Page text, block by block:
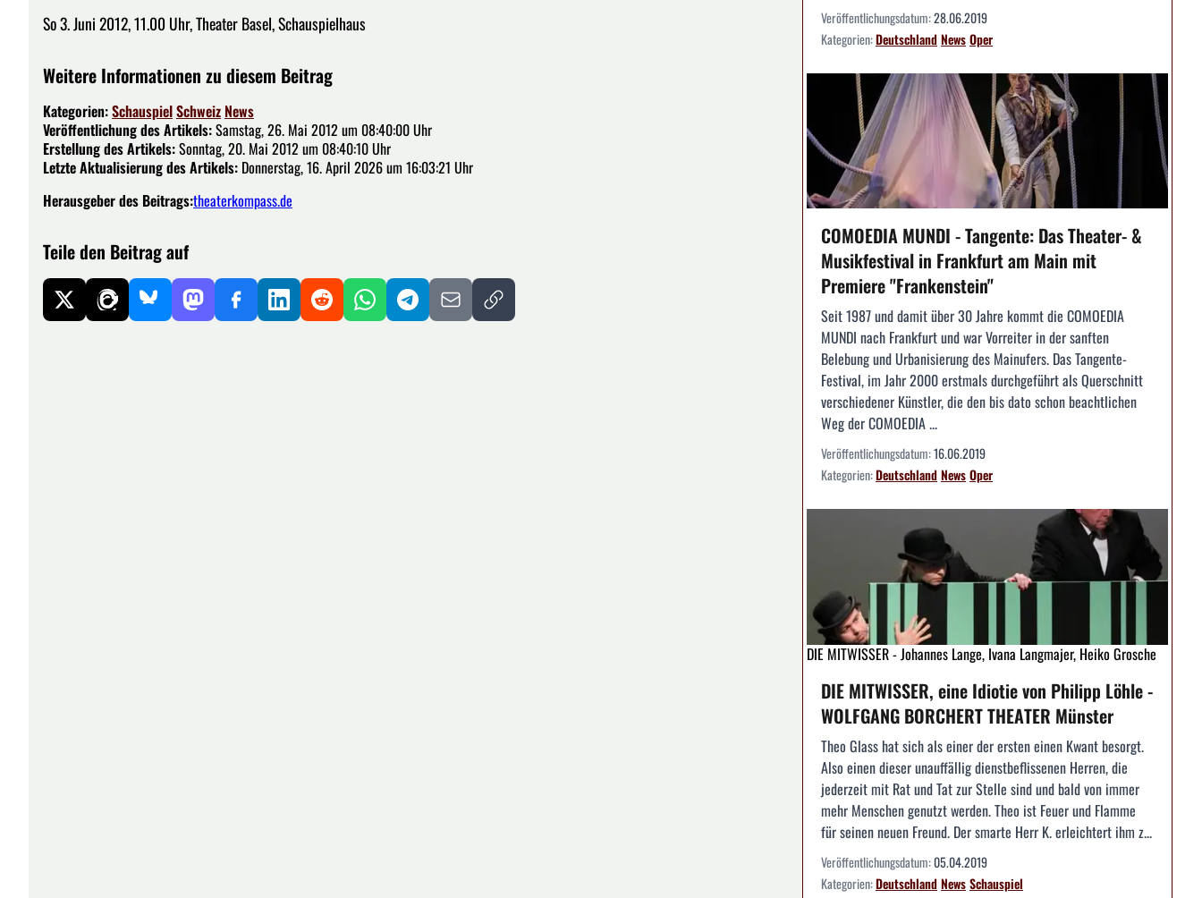
So 3. Juni 2012, 11.00 Uhr, Theater Basel, Schauspielhaus
Weitere Informationen zu diesem Beitrag
Kategorien:SchauspielSchweiz News
Veröffentlichung des Artikels:Samstag, 26. Mai 2012 um 08:40:00 Uhr
Erstellung des Artikels:Sonntag, 20. Mai 2012 um 08:40:10 Uhr
Letzte Aktualisierung des Artikels: Donnerstag, 16. April 2026 um 16:03:21 Uhr
Herausgeber des Beitrags:theaterkompass.de
Teile den Beitrag auf
Veröffentlichungsdatum:28.06.2019
Kategorien:DeutschlandNewsOper
COMOEDIA MUNDI - Tangente: Das Theater- &
Musikfestival in Frankfurt am Main mit
Premiere "Frankenstein"
Seit 1987 und damit über 30 Jahre kommt die COMOEDIA
MUNDI nach Frankfurt und war Vorreiter in der sanften
Belebung und Urbanisierung des Mainufers. Das Tangente-
Festival, im Jahr 2000 erstmals durchgeführt als Querschnitt
verschiedener Künstler, die den bis dato schon beachtlichen
Weg der COMOEDIA ...
Veröffentlichungsdatum:16.06.2019
Kategorien:DeutschlandNewsOper
DIE MITWISSER - Johannes Lange, Ivana Langmajer, Heiko Grosche
DIE MITWISSER, eine Idiotie von Philipp Löhle -
WOLFGANG BORCHERT THEATER Münster
Theo Glass hat sich als einer der ersten einen Kwant besorgt.
Also einen dieser unauffällig dienstbeflissenen Herren, die
jederzeit mit Rat und Tat zur Stelle sind und bald von immer
mehr Menschen genutzt werden. Theo ist Feuer und Flamme
für seinen neuen Freund. Der smarte Herr K. erleichtert ihm z...
Veröffentlichungsdatum:05.04.2019
Kategorien:DeutschlandNewsSchauspiel